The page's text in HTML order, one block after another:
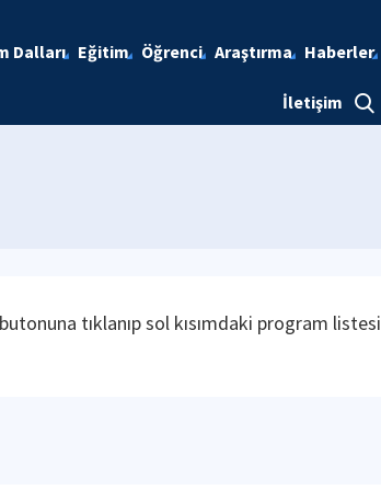
Dalları Eğitim Öğrenci Araştırma Haberler
İletişim
tıklanıp sol kısımdaki program